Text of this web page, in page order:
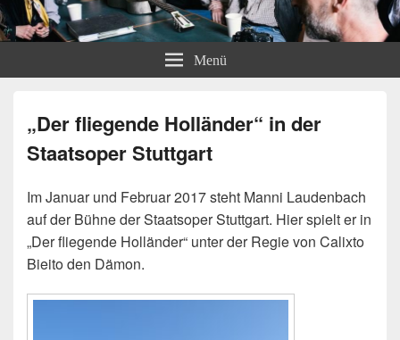
Menü
„Der fliegende Holländer“ in der
Staatsoper Stuttgart
Im Januar und Februar 2017 steht Manni Laudenbach
auf der Bühne der Staatsoper Stuttgart. Hier spielt er in
„Der fliegende Holländer“ unter der Regie von Calixto
Bieito den Dämon.